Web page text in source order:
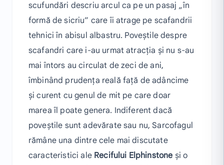
scufundări descriu arcul ca pe un pasaj „în
formă de sicriu” care îi atrage pe scafandrii
tehnici în abisul albastru. Poveștile despre
scafandri care i-au urmat atracția și nu s-au
mai întors au circulat de zeci de ani,
îmbinând prudența reală față de adâncime
și curent cu genul de mit pe care doar
marea îl poate genera. Indiferent dacă
poveștile sunt adevărate sau nu, Sarcofagul
rămâne una dintre cele mai discutate
caracteristici ale Recifului Elphinstone și o